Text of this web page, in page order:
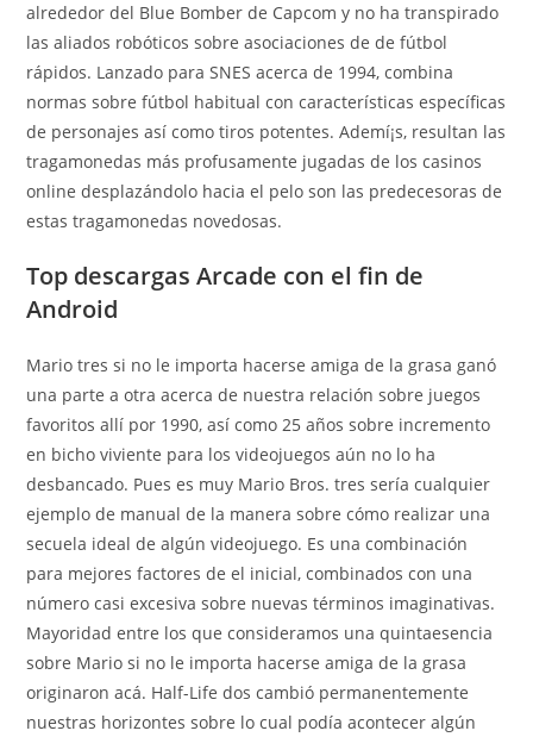
alrededor del Blue Bomber de Capcom y no ha transpirado
las aliados robóticos sobre asociaciones de de fútbol
rápidos. Lanzado para SNES acerca de 1994, combina
normas sobre fútbol habitual con características específicas
de personajes así­ como tiros potentes. Ademí¡s, resultan las
tragamonedas más profusamente jugadas de los casinos
online desplazándolo hacia el pelo son las predecesoras de
estas tragamonedas novedosas.
Top descargas Arcade con el fin de
Android
Mario tres si no le importa hacerse amiga de la grasa ganó
una parte a otra acerca de nuestra relación sobre juegos
favoritos allí por 1990, así­ como 25 años sobre incremento
en bicho viviente para los videojuegos aún no lo ha
desbancado. Pues es muy Mario Bros. tres serí­a cualquier
ejemplo de manual de la manera sobre cómo realizar una
secuela ideal de algún videojuego. Es una combinación
para mejores factores de el inicial, combinados con una
número casi excesiva sobre nuevas términos imaginativas.
Mayoridad entre los que consideramos una quintaesencia
sobre Mario si no le importa hacerse amiga de la grasa
originaron acá. Half-Life dos cambió permanentemente
nuestras horizontes sobre lo cual podía acontecer algún